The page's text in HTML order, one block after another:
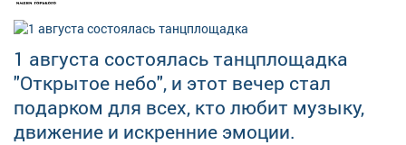
1 августа состоялась танцплощадка
"Открытое небо", и этот вечер стал
подарком для всех, кто любит музыку,
движение и искренние эмоции.